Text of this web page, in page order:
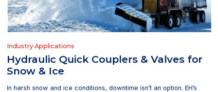
Industry Applications
Hydraulic Quick Couplers & Valves for
Snow & Ice
In harsh snow and ice conditions, downtime isn’t an option. EH’s